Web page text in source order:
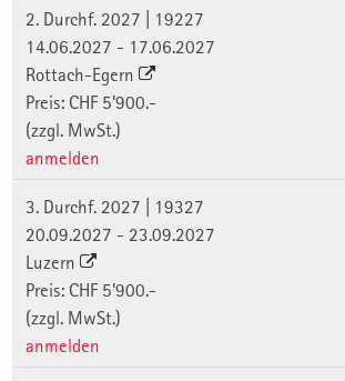
2. Durchf. 2027 | 19227
14.06.2027 - 17.06.2027
Rottach-Egern
Preis: CHF 5'900.-
(zzgl. MwSt.)
anmelden
3. Durchf. 2027 | 19327
20.09.2027 - 23.09.2027
Luzern
Preis: CHF 5'900.-
(zzgl. MwSt.)
anmelden